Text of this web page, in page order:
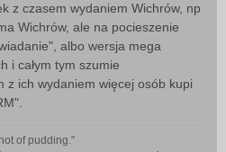
z czasem wydaniem Wichrów, np
Wichrów, ale na pocieszenie
albo wersja mega
i całym tym szumie
z ich wydaniem więcej osób kupi
of pudding."